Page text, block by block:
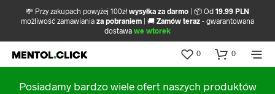
💸 Przy zakupach powyżej 100zł wysyłka za darmo | 📦 Od 19.99 PLN
możliwość zamawiania za pobraniem | 🚚 Zamów teraz - gwarantowana
dostawa we wtorek
0 0
Posiadamy bardzo wiele ofert naszych produktów